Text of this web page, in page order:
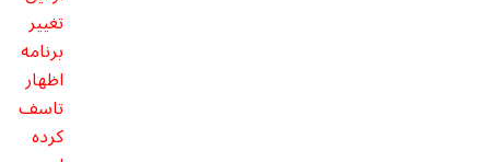
تغییر
برنامه
اظهار
تاسف
کرده